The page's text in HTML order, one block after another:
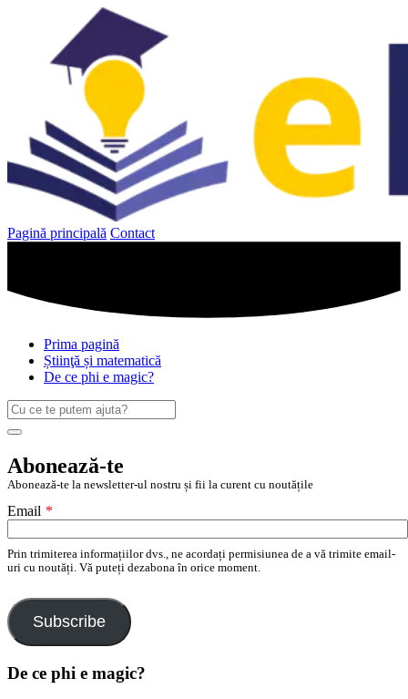
Pagină principală Contact
Prima pagină
Știinţă și matematică
De ce phi e magic?
Caută
după:
Search
Abonează-te
Abonează-te la newsletter-ul nostru și fii la curent cu noutățile
Email *
Prin trimiterea informațiilor dvs., ne acordați permisiunea de a vă trimite email-
uri cu noutăți. Vă puteți dezabona în orice moment.
Subscribe
De ce phi e magic?